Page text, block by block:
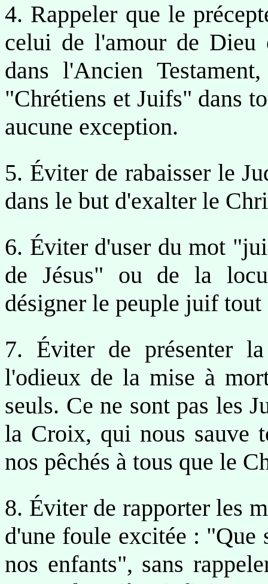
4. Rappeler que le
celui de l'amour de Dieu
dans l'Ancien
"Chrétiens et Juifs" dans
aucune exception.
5. Éviter de rabaisser le
dans le but d'exalter le
6. Éviter d'user du mot
de Jésus" ou de la
désigner le peuple juif tout
7. Éviter de présenter
l'odieux de la mise à
seuls. Ce ne sont pas les
la Croix, qui nous sauve
nos pêchés à tous que le
8. Éviter de rapporter les
d'une foule excitée : "Que
nos enfants", sans